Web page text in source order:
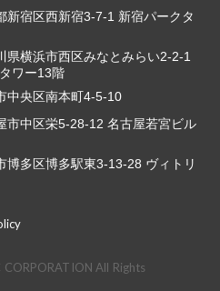
新宿区西新宿3-7-1 新宿パークタ
県横浜市西区みなとみらい2-2-1
ワー13階
中央区南本町4-5-10
市中区栄5-28-12 名古屋若宮ビル
博多区博多駅東3-13-28 ヴィトリ
All Rights